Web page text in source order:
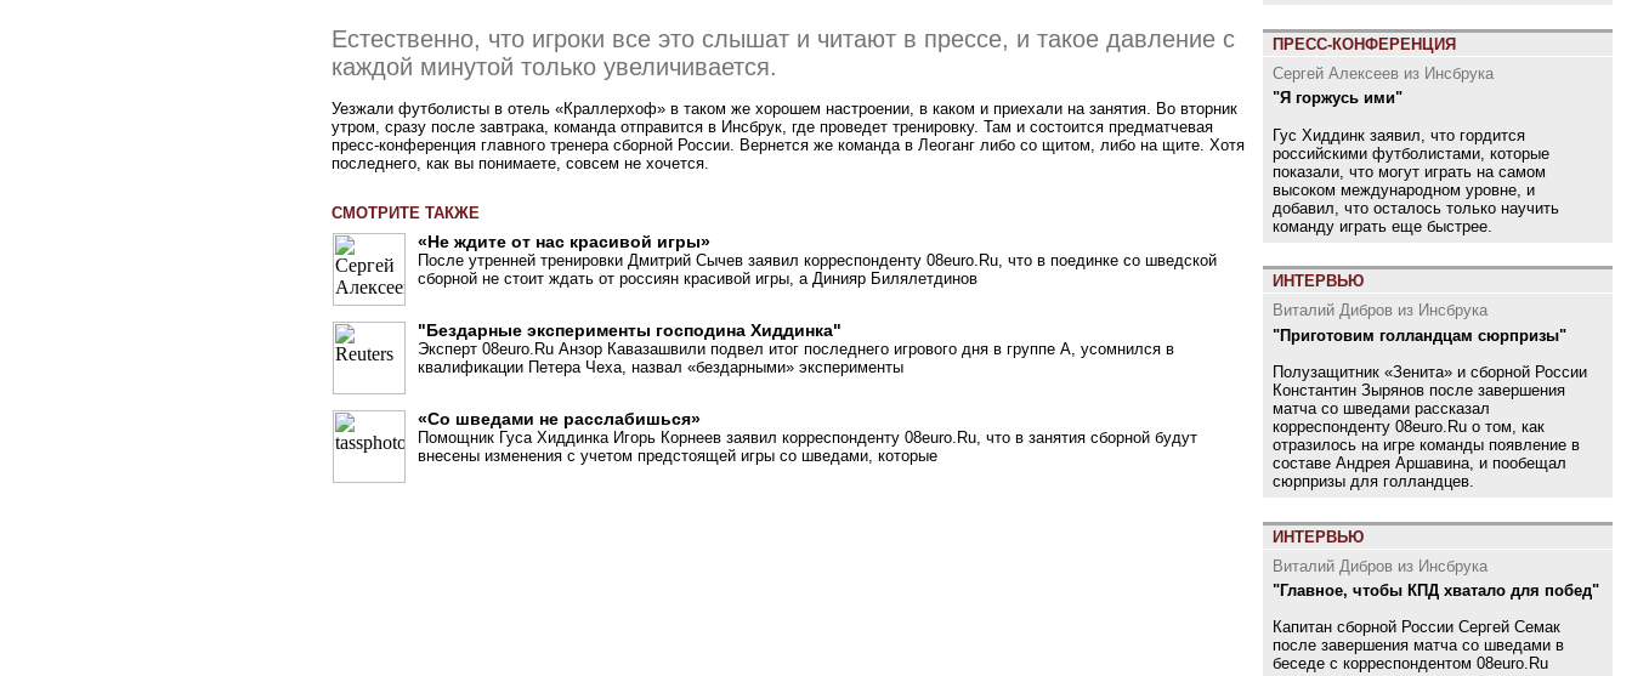
Естественно, что игроки все это слышат и читают в прессе, и такое давление с
каждой минутой только увеличивается.
Уезжали футболисты в отель «Краллерхоф» в таком же хорошем настроении, в каком и приехали на занятия. Во вторник
утром, сразу после завтрака, команда отправится в Инсбрук, где проведет тренировку. Там и состоится предматчевая
пресс-конференция главного тренера сборной России. Вернется же команда в Леоганг либо со щитом, либо на щите. Хотя
последнего, как вы понимаете, совсем не хочется.
СМОТРИТЕ ТАКЖЕ
«Не ждите от нас красивой игры»
После утренней тренировки Дмитрий Сычев заявил корреспонденту 08euro.Ru, что в поединке со шведской
сборной не стоит ждать от россиян красивой игры, а Динияр Билялетдинов
"Бездарные эксперименты господина Хиддинка"
Эксперт 08euro.Ru Анзор Кавазашвили подвел итог последнего игрового дня в группе А, усомнился в
квалификации Петера Чеха, назвал «бездарными» эксперименты
«Со шведами не расслабишься»
Помощник Гуса Хиддинка Игорь Корнеев заявил корреспонденту 08euro.Ru, что в занятия сборной будут
внесены изменения с учетом предстоящей игры со шведами, которые
ПРЕСС-КОНФЕРЕНЦИЯ
Сергей Алексеев из Инсбрука
"Я горжусь ими"
Гус Хиддинк заявил, что гордится
российскими футболистами, которые
показали, что могут играть на самом
высоком международном уровне, и
добавил, что осталось только научить
команду играть еще быстрее.
ИНТЕРВЬЮ
Виталий Дибров из Инсбрука
"Приготовим голландцам сюрпризы"
Полузащитник «Зенита» и сборной России
Константин Зырянов после завершения
матча со шведами рассказал
корреспонденту 08euro.Ru о том, как
отразилось на игре команды появление в
составе Андрея Аршавина, и пообещал
сюрпризы для голландцев.
ИНТЕРВЬЮ
Виталий Дибров из Инсбрука
"Главное, чтобы КПД хватало для побед"
Капитан сборной России Сергей Семак
после завершения матча со шведами в
беседе с корреспондентом 08euro.Ru